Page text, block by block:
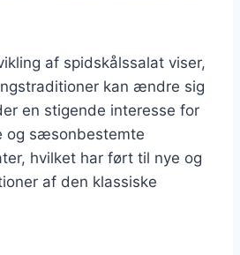
af spidskålssalat viser,
kan ændre sig
en stigende interesse for
og sæsonbestemte
hvilket har ført til nye og
af den klassiske